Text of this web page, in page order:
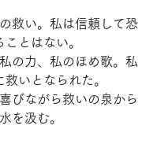
救い。私は信頼して恐
ことはない。
の力、私のほめ歌。私
救いとなられた。
びながら救いの泉から
水を汲む。